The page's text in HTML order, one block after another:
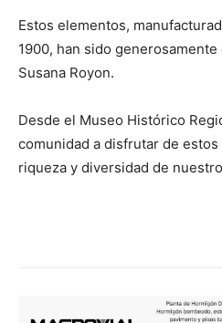
Estos elementos,
1900, han sido
Susana Royon.
Desde el Museo Histórico
comunidad a disfrutar de
riqueza y diversidad de